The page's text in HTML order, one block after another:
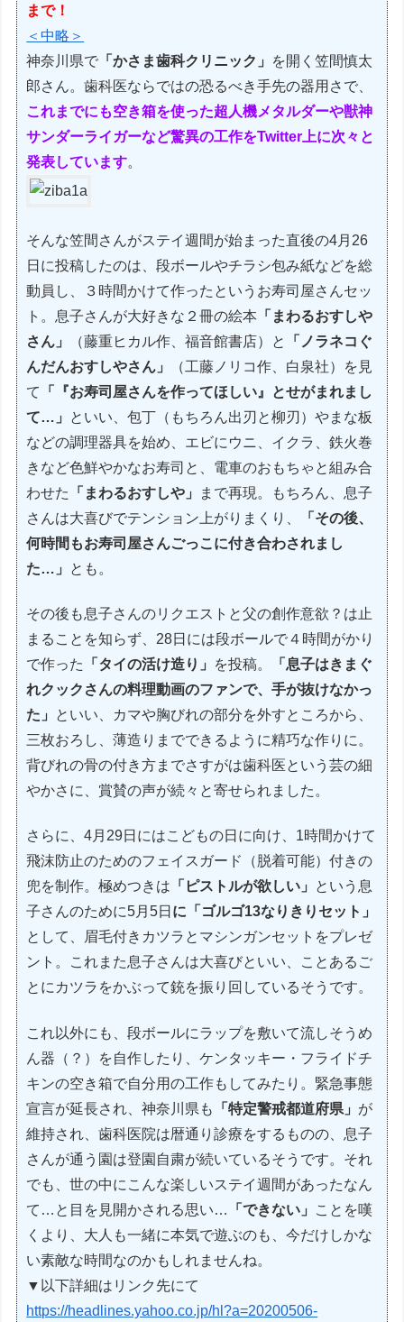
まで！
＜中略＞
神奈川県で 「かさま歯科クリニック」
を開く笠間慎太
郎さん。歯科医ならではの恐るべき手先の器用さで、
これまでにも空き箱を使った超人機メタルダーや獣神
サンダーライガーなど驚異の工作をTwitter上に次々と
発表しています。
そんな笠間さんがステイ週間が始まった直後の4月26
日に投稿したのは、段ボールやチラシ包み紙などを総
動員し、３時間かけて作ったというお寿司屋さんセッ
ト。息子さんが大好きな２冊の絵本 「まわるおすしや
さん」
（藤重ヒカル作、福音館書店）と
「ノラネコぐ
んだんおすしやさん」
（工藤ノリコ作、白泉社）を見
て
「『お寿司屋さんを作ってほしい』とせがまれまし
て…」
といい、包丁（もちろん出刃と柳刃）やまな板
などの調理器具を始め、エビにウニ、イクラ、鉄火巻
きなど色鮮やかなお寿司と、電車のおもちゃと組み合
わせた
「まわるおすしや」
まで再現。もちろん、息子
さんは大喜びでテンション上がりまくり、
「その後、
何時間もお寿司屋さんごっこに付き合わされまし
た…」
とも。
その後も息子さんのリクエストと父の創作意欲？は止
まることを知らず、28日には段ボールで４時間がかり
で作った
「タイの活け造り」 を投稿。
「息子はきまぐ
れクックさんの料理動画のファンで、手が抜けなかっ
た」
といい、カマや胸びれの部分を外すところから、
三枚おろし、薄造りまでできるように精巧な作りに。
背びれの骨の付き方までさすがは歯科医という芸の細
やかさに、賞賛の声が続々と寄せられました。
さらに、4月29日にはこどもの日に向け、1時間かけて
飛沫防止のためのフェイスガード（脱着可能）付きの
兜を制作。極めつきは 「ピストルが欲しい」
という息
子さんのために5月5日 に「ゴルゴ13なりきりセット」
として、眉毛付きカツラとマシンガンセットをプレゼ
ント。これまた息子さんは大喜びといい、ことあるご
とにカツラをかぶって銃を振り回しているそうです。
これ以外にも、段ボールにラップを敷いて流しそうめ
ん器（？）を自作したり、ケンタッキー・フライドチ
キンの空き箱で自分用の工作もしてみたり。緊急事態
宣言が延長され、神奈川県も
「特定警戒都道府県」 が
維持され、歯科医院は暦通り診療をするものの、息子
さんが通う園は登園自粛が続いているそうです。それ
でも、世の中にこんな楽しいステイ週間があったなん
て…と目を見開かされる思い…
「できない」
ことを嘆
くより、大人も一緒に本気で遊ぶのも、今だけしかな
い素敵な時間なのかもしれませんね。
▼以下詳細はリンク先にて
https://headlines.yahoo.co.jp/hl?a=20200506-